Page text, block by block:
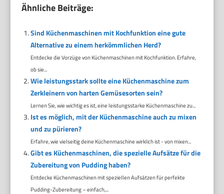
Ähnliche Beiträge:
Sind Küchenmaschinen mit Kochfunktion eine gute
Alternative zu einem herkömmlichen Herd?
Entdecke die Vorzüge von Küchenmaschinen mit Kochfunktion. Erfahre,
ob sie...
Wie leistungsstark sollte eine Küchenmaschine zum
Zerkleinern von harten Gemüsesorten sein?
Lernen Sie, wie wichtig es ist, eine leistungsstarke Küchenmaschine zu...
Ist es möglich, mit der Küchenmaschine auch zu mixen
und zu pürieren?
Erfahre, wie vielseitig deine Küchenmaschine wirklich ist - von mixen...
Gibt es Küchenmaschinen, die spezielle Aufsätze für die
Zubereitung von Pudding haben?
Entdecke Küchenmaschinen mit speziellen Aufsätzen für perfekte
Pudding-Zubereitung – einfach,...